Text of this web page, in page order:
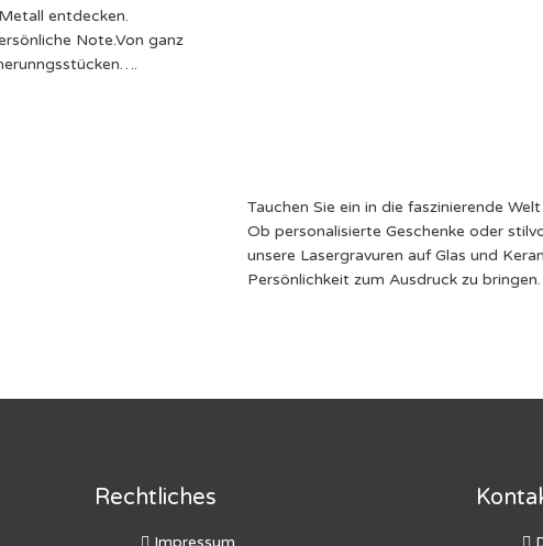
Metall entdecken.
Note.Von ganz
Tauchen Sie ein in die faszinierende
Ob personalisierte Geschenke
unsere Lasergravuren auf Glas und
Persönlichkeit zum Ausdruck zu
Rechtliches